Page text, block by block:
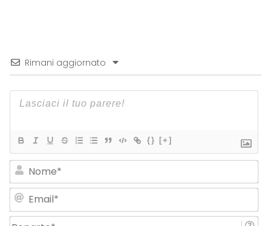
Rimani aggiornato
{} [+]